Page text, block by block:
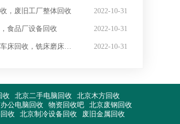
，废旧工厂整体回收 2022-10-31
食品厂设备回收 2022-10-31
回收，铣床磨床回收 2022-10-31
收 北京二手电脑回收
北京木方回收
公电脑回收 物资回收吧
北京废钢回收
收 北京制冷设备回收 废旧金属回收